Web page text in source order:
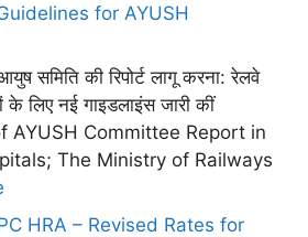
for AYUSH
समिति की रिपोर्ट लागू करना: रेलवे
के लिए नई गाइडलाइंस जारी कीं
AYUSH Committee Report in
The Ministry of Railways
HRA – Revised Rates for